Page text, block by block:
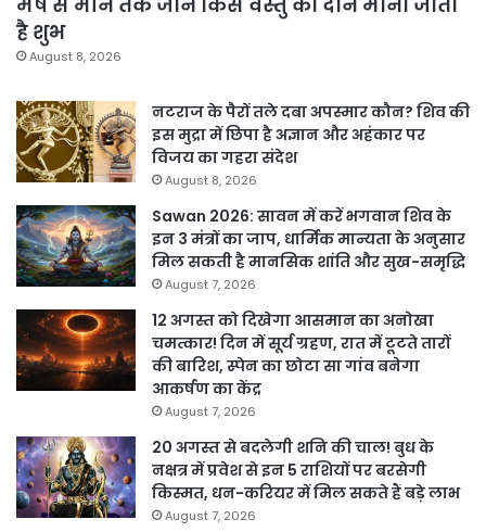
है शुभ
August 8, 2026
नटराज के पैरों तले दबा अपस्मार कौन? शिव की
इस मुद्रा में छिपा है अज्ञान और अहंकार पर
विजय का गहरा संदेश
August 8, 2026
Sawan 2026: सावन में करें भगवान शिव के
इन 3 मंत्रों का जाप, धार्मिक मान्यता के अनुसार
मिल सकती है मानसिक शांति और सुख-समृद्धि
August 7, 2026
12 अगस्त को दिखेगा आसमान का अनोखा
चमत्कार! दिन में सूर्य ग्रहण, रात में टूटते तारों
की बारिश, स्पेन का छोटा सा गांव बनेगा
आकर्षण का केंद्र
August 7, 2026
20 अगस्त से बदलेगी शनि की चाल! बुध के
नक्षत्र में प्रवेश से इन 5 राशियों पर बरसेगी
किस्मत, धन-करियर में मिल सकते हैं बड़े लाभ
August 7, 2026